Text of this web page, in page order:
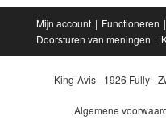
Mijn account Functioneren
Doorsturen van meningen
King-Avis - 1926 Fully -
Algemene